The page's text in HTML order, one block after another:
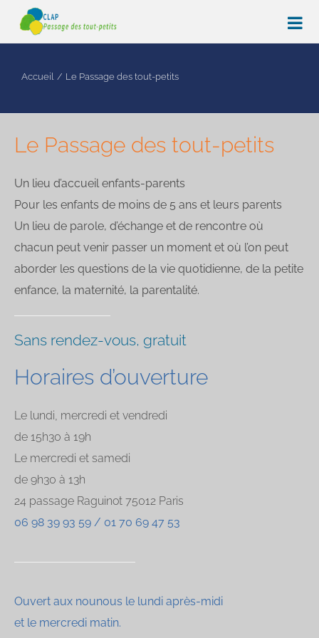
Passer
contenu
Accueil Le Passage des tout-petits
Le Passage des tout-petits
Un lieu d’accueil enfants-parents
Pour les enfants de moins de 5 ans et leurs parents
Un lieu de parole, d’échange et de rencontre où
chacun peut venir passer un moment et où l’on peut
aborder les questions de la vie quotidienne, de la petite
enfance, la maternité, la parentalité.
Sans rendez-vous, gratuit
Horaires d’ouverture
Le lundi, mercredi et vendredi
de 15h30 à 19h
Le mercredi et samedi
de 9h30 à 13h
24 passage Raguinot 75012 Paris
06 98 39 93 59 / 01 70 69 47 53
Ouvert aux nounous le lundi après-midi
et le mercredi matin.